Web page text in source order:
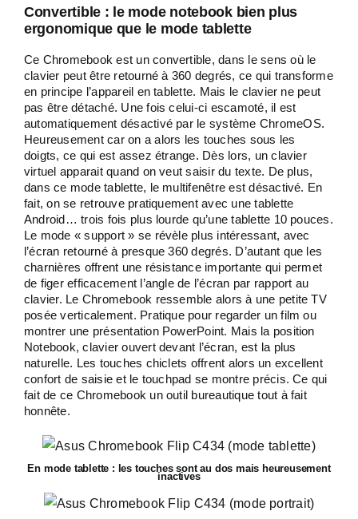
Convertible : le mode notebook bien plus
ergonomique que le mode tablette
Ce Chromebook est un convertible, dans le sens où le
clavier peut être retourné à 360 degrés, ce qui transforme
en principe l’appareil en tablette. Mais le clavier ne peut
pas être détaché. Une fois celui-ci escamoté, il est
automatiquement désactivé par le système ChromeOS.
Heureusement car on a alors les touches sous les
doigts, ce qui est assez étrange. Dès lors, un clavier
virtuel apparait quand on veut saisir du texte. De plus,
dans ce mode tablette, le multifenêtre est désactivé. En
fait, on se retrouve pratiquement avec une tablette
Android… trois fois plus lourde qu’une tablette 10 pouces.
Le mode « support » se révèle plus intéressant, avec
l’écran retourné à presque 360 degrés. D’autant que les
charnières offrent une résistance importante qui permet
de figer efficacement l’angle de l’écran par rapport au
clavier. Le Chromebook ressemble alors à une petite TV
posée verticalement. Pratique pour regarder un film ou
montrer une présentation PowerPoint. Mais la position
Notebook, clavier ouvert devant l’écran, est la plus
naturelle. Les touches chiclets offrent alors un excellent
confort de saisie et le touchpad se montre précis. Ce qui
fait de ce Chromebook un outil bureautique tout à fait
honnête.
En mode tablette : les touches sont au dos mais heureusement
inactives